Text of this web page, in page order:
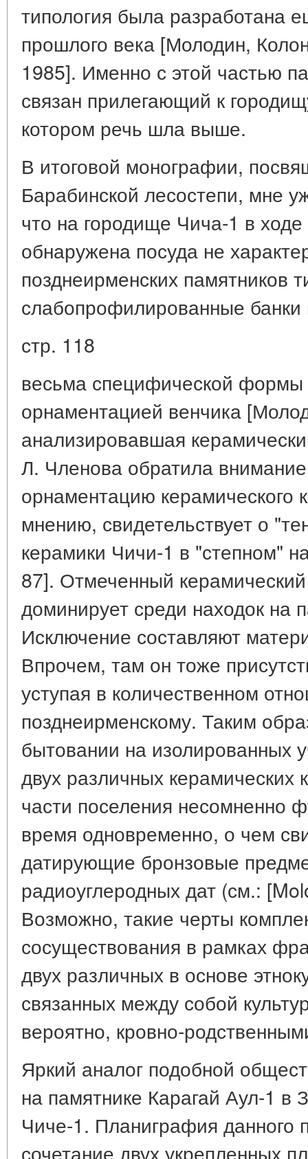
типология была разработана
прошлого века [Молодин,
1985]. Именно с этой частью
связан прилегающий к
котором речь шла выше.
В итоговой монографии,
Барабинской лесостепи, мне
что на городище Чича-1 в
обнаружена посуда не
позднеирменских памятников
слабопрофилированные банки
стр. 118
весьма специфической формы
орнаментацией венчика
анализировавшая
Л. Членова обратила
орнаментацию керамического
мнению, свидетельствует о
керамики Чичи-1 в "степном"
87]. Отмеченный
доминирует среди находок на
Исключение составляют
Впрочем, там он тоже
уступая в количественном
позднеирменскому. Таким
бытовании на изолированных
двух различных
части поселения несомненно
время одновременно, о чем
датирующие бронзовые
радиоуглеродных дат (см.:
Возможно, такие черты
сосуществования в рамках
двух различных в основе
связанных между собой
вероятно, кровно-
Яркий аналог подобной
на памятнике Карагай Аул-1 в
Чиче-1. Планиграфия данного
сочетание двух укрепленных